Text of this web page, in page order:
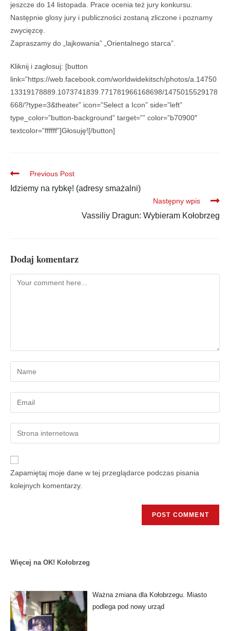
jeszcze do 14 listopada. Prace ocenia też jury konkursu.
Następnie glosy jury i publiczności zostaną zliczone i poznamy
zwycięzcę.
Zapraszamy do „lajkowania” „Orientalnego starca”.
Kliknij i zagłosuj: [button
link=”https://web.facebook.com/worldwidekitsch/photos/a.14750
13319178889.1073741839.771781966168698/1475015529178
668/?type=3&theater” icon=”Select a Icon” side=”left”
type_color=”button-background” target=”” color=”b70900″
textcolor=”ffffff”]Głosuję![/button]
Previous Post
Idziemy na rybkę! (adresy smażalni)
Następny wpis
Vassiliy Dragun: Wybieram Kołobrzeg
Dodaj komentarz
Zapamiętaj moje dane w tej przeglądarce podczas pisania
kolejnych komentarzy.
Więcej na OK! Kołobrzeg
Ważna zmiana dla Kołobrzegu. Miasto
podlega pod nowy urząd